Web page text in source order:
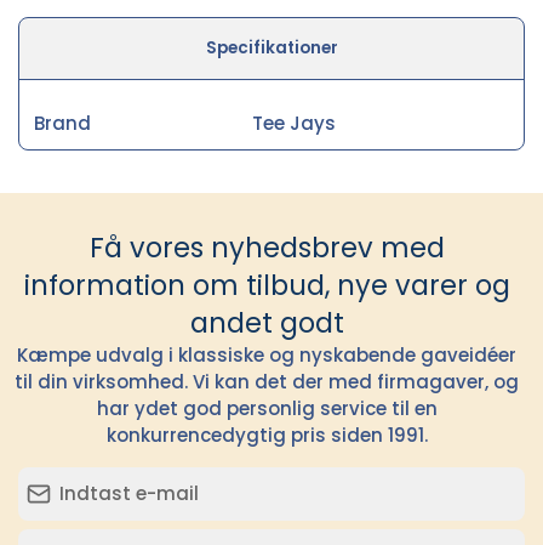
Specifikationer
Brand Tee Jays
Få vores nyhedsbrev med
information om tilbud, nye varer og
andet godt
Kæmpe udvalg i klassiske og nyskabende gaveidéer
til din virksomhed. Vi kan det der med firmagaver, og
har ydet god personlig service til en
konkurrencedygtig pris siden 1991.